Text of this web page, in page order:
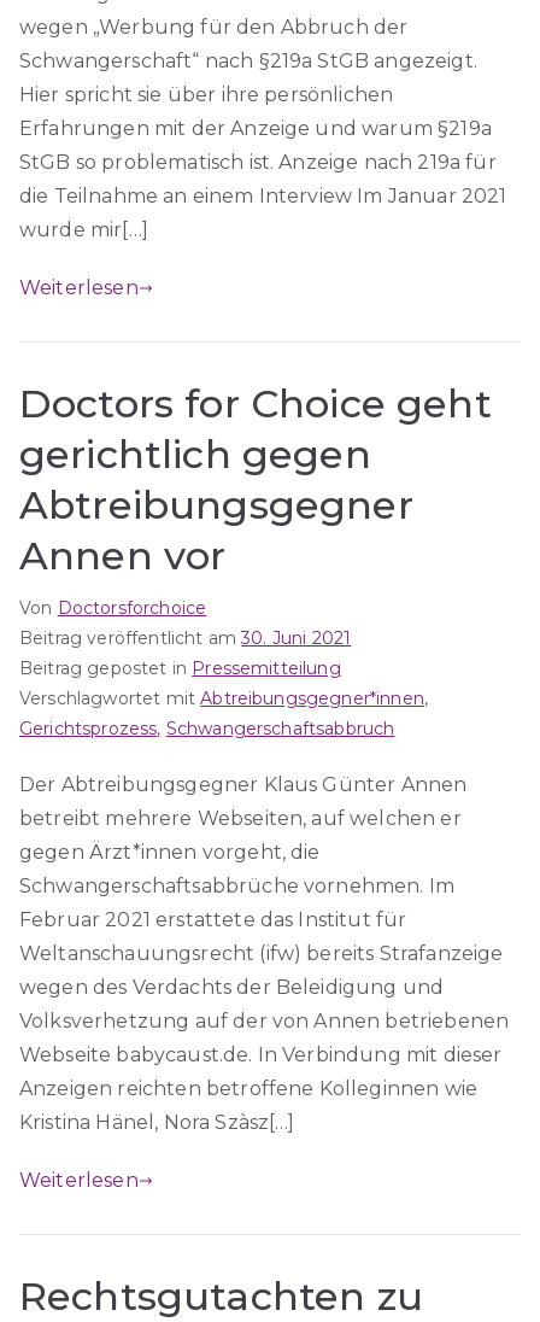
wegen „Werbung für den Abbruch der
Schwangerschaft“ nach §219a StGB angezeigt.
Hier spricht sie über ihre persönlichen
Erfahrungen mit der Anzeige und warum §219a
StGB so problematisch ist. Anzeige nach 219a für
die Teilnahme an einem Interview Im Januar 2021
wurde mir[…]
Weiterlesen
Doctors for Choice geht
gerichtlich gegen
Abtreibungsgegner
Annen vor
Von Doctorsforchoice
Beitrag veröffentlicht am30. Juni 2021
Beitrag gepostet in Pressemitteilung
Verschlagwortet mitAbtreibungsgegner*innen,
Gerichtsprozess, Schwangerschaftsabbruch
Der Abtreibungsgegner Klaus Günter Annen
betreibt mehrere Webseiten, auf welchen er
gegen Ärzt*innen vorgeht, die
Schwangerschaftsabbrüche vornehmen. Im
Februar 2021 erstattete das Institut für
Weltanschauungsrecht (ifw) bereits Strafanzeige
wegen des Verdachts der Beleidigung und
Volksverhetzung auf der von Annen betriebenen
Webseite babycaust.de. In Verbindung mit dieser
Anzeigen reichten betroffene Kolleginnen wie
Kristina Hänel, Nora Szàsz[…]
Weiterlesen
Rechtsgutachten zu